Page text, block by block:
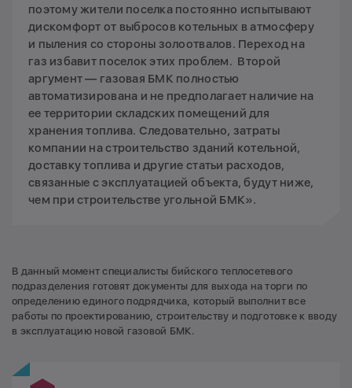
поэтому жители поселка постоянно испытывают
дискомфорт от выбросов котельных в атмосферу
и пыления со стороны золоотвалов. Переход на
газ избавит поселок этих проблем. Второй
аргумент — газовая БМК полностью
автоматизирована и не предполагает наличие на
ее территории складских помещений для
хранения топлива. Следовательно, затраты
компании на строительство зданий котельной,
доставку топлива и другие статьи расходов,
связанные с эксплуатацией объекта, будут ниже,
чем при строительстве угольной БМК».
В данный момент специалисты бийского теплосетевого
подразделения готовят документы для выхода на торги по
определению единого подрядчика, который выполнит все
работы по проектированию, строительству и подготовке к вводу
в эксплуатацию новой газовой БМК.